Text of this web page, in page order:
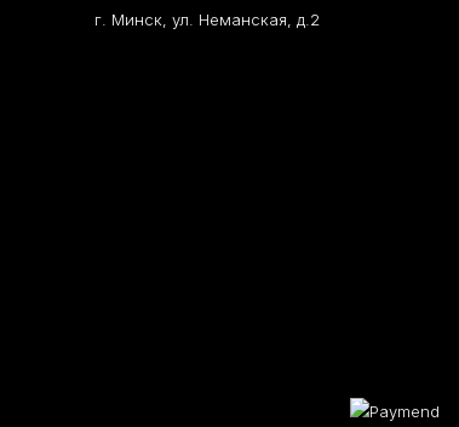
г. Минск, ул. Неманская, д.2